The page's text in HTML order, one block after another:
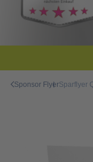
Sponsor FlyerSparflyer